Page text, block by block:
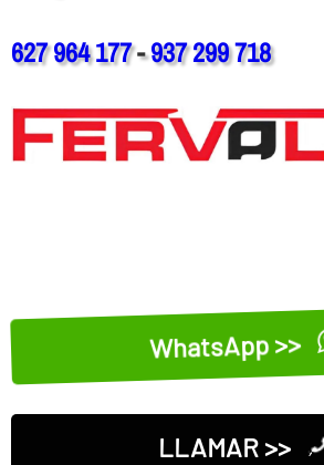
627 964 177-937 299 718
WhatsApp >>
LLAMAR >>